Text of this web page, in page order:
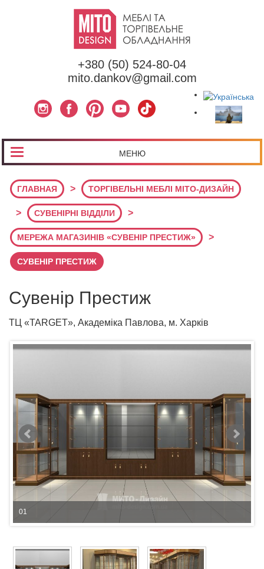
+380 (50) 524-80-04
mito.dankov@gmail.com
МЕНЮ
ГЛАВНАЯ > ТОРГІВЕЛЬНІ МЕБЛІ МІТО-ДИЗАЙН
> СУВЕНІРНІ ВІДДІЛИ >
МЕРЕЖА МАГАЗИНІВ «СУВЕНІР ПРЕСТИЖ» >
СУВЕНІР ПРЕСТИЖ
Сувенір Престиж
ТЦ «TARGET», Академіка Павлова, м. Харків
01